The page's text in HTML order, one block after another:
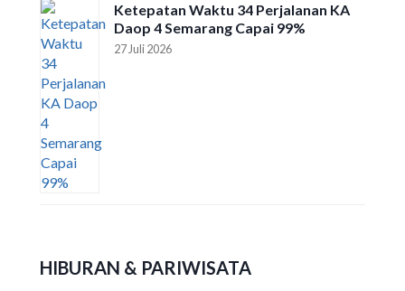
Ketepatan Waktu 34 Perjalanan KA
Daop 4 Semarang Capai 99%
27 Juli 2026
HIBURAN & PARIWISATA